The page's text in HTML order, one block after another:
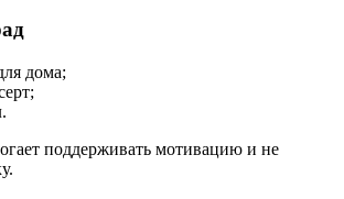
дома;
поддерживать мотивацию и не